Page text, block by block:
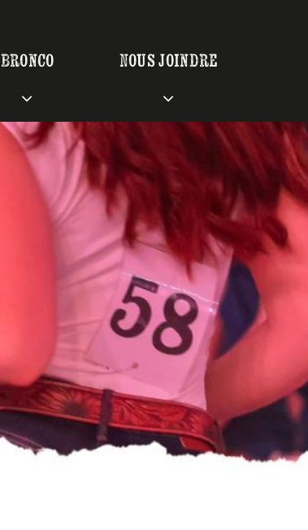
Bronco Nous joindre